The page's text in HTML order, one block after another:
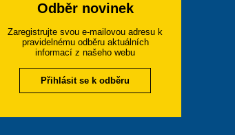
Odběr novinek
Zaregistrujte svou e-mailovou adresu k
pravidelnému odběru aktuálních
informací z našeho webu
Přihlásit se k odběru